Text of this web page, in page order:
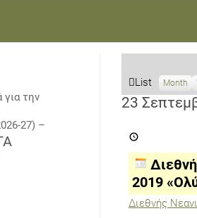
V
i
a
s
List Month
23
Νεανική
Αρχαίου
Δράματος,
Μουσικής
και
Αθλητισμού
2019
2019
Διεθνής
για την
27) –